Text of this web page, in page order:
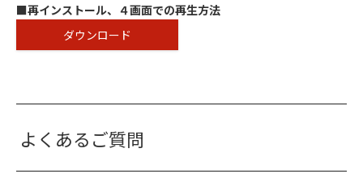
■再インストール、４画面での再生方法
ダウンロード
よくあるご質問